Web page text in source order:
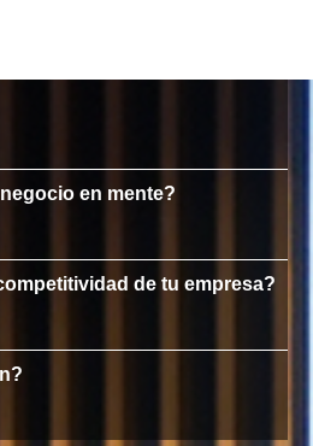
en mente?
de tu empresa?